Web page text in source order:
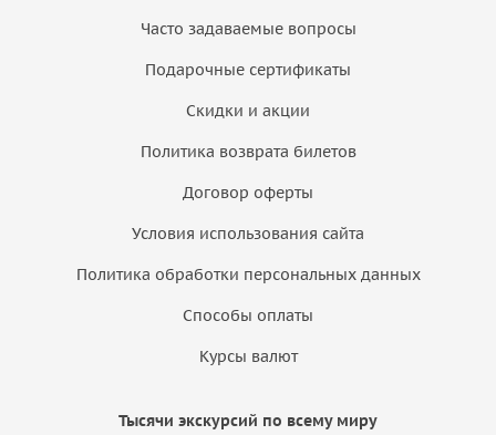
Часто задаваемые вопросы
Подарочные сертификаты
Скидки и акции
Политика возврата билетов
Договор оферты
Условия использования сайта
Политика обработки персональных данных
Способы оплаты
Курсы валют
Тысячи экскурсий по всему миру